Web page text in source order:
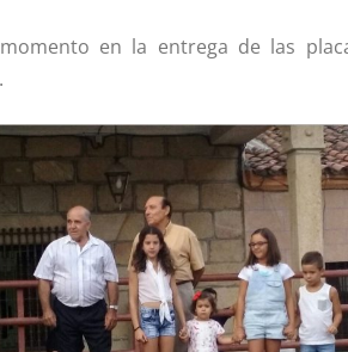
en la entrega de las